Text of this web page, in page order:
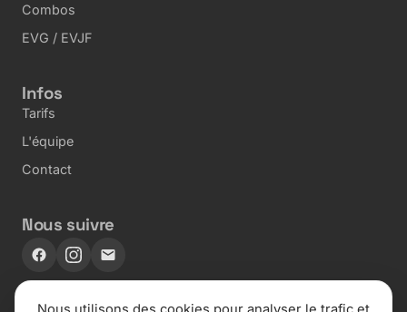
Combos
EVG / EVJF
Infos
Tarifs
L'équipe
Contact
Nous suivre